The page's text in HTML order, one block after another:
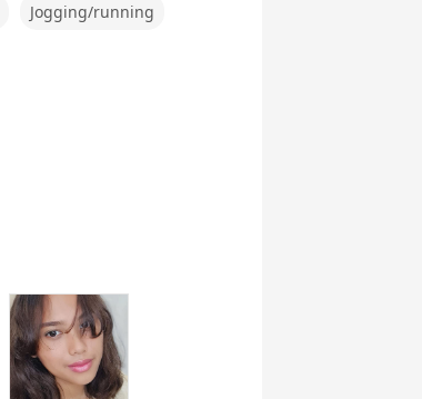
Jogging/running